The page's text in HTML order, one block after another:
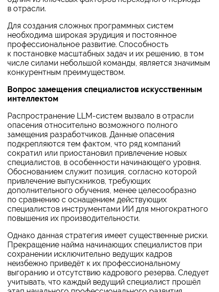
в отрасли.
Для создания сложных программных систем
необходима широкая эрудиция и постоянное
профессиональное развитие. Способность
к постановке масштабных задач и их решению, в том
числе силами небольшой команды, является значимым
конкурентным преимуществом.
Вопрос замещения специалистов искусственным
интеллектом
Распространение LLM-систем вызвало в отрасли
опасения относительно возможного полного
замещения разработчиков. Данные опасения
подкрепляются тем фактом, что ряд компаний
сократил или приостановил привлечение новых
специалистов, в особенности начинающего уровня.
Обоснованием служит позиция, согласно которой
привлечение выпускников, требующих
дополнительного обучения, менее целесообразно
по сравнению с оснащением действующих
специалистов инструментами ИИ для многократного
повышения их производительности.
Однако данная стратегия имеет существенные риски.
Прекращение найма начинающих специалистов при
сохранении исключительно ведущих кадров
неизбежно приведёт к их профессиональному
выгоранию и отсутствию кадрового резерва. Следует
учитывать, что каждый ведущий специалист прошёл